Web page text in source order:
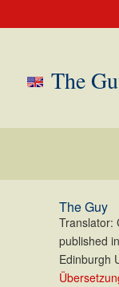
The
The Guy
Translator:
published
Edinburgh